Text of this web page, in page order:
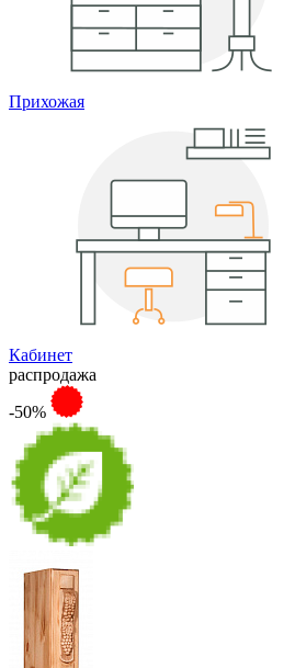
Прихожая
Кабинет
распродажа
-50%